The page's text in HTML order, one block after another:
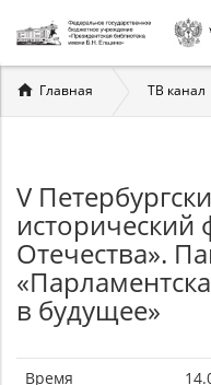
Вы
здесь
Главная ТВ канал
V
исторический
Отечества».
в будущее»
Время